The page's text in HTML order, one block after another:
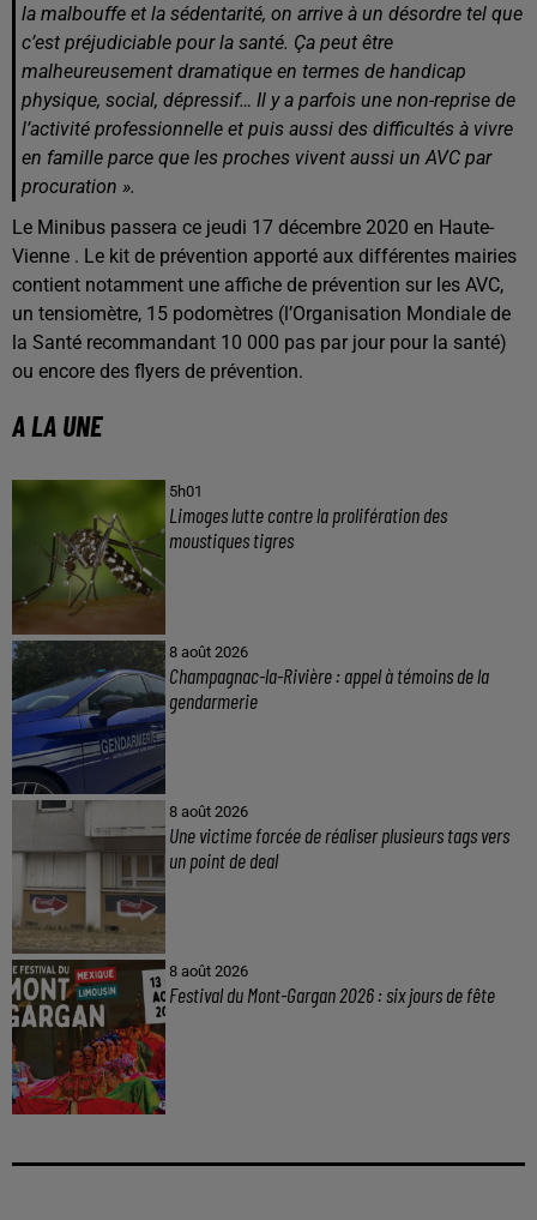
la malbouffe et la sédentarité, on arrive à un désordre tel que
c’est préjudiciable pour la santé. Ça peut être
malheureusement dramatique en termes de handicap
physique, social, dépressif… Il y a parfois une non-reprise de
l’activité professionnelle et puis aussi des difficultés à vivre
en famille parce que les proches vivent aussi un AVC par
procuration ».
Le Minibus passera ce jeudi 17 décembre 2020 en Haute-
Vienne . Le kit de prévention apporté aux différentes mairies
contient notamment une affiche de prévention sur les AVC,
un tensiomètre, 15 podomètres (l’Organisation Mondiale de
la Santé recommandant 10 000 pas par jour pour la santé)
ou encore des flyers de prévention.
A LA UNE
5h01
Limoges lutte contre la prolifération des
moustiques tigres
8 août 2026
Champagnac-la-Rivière : appel à témoins de la
gendarmerie
8 août 2026
Une victime forcée de réaliser plusieurs tags vers
un point de deal
8 août 2026
Festival du Mont-Gargan 2026 : six jours de fête